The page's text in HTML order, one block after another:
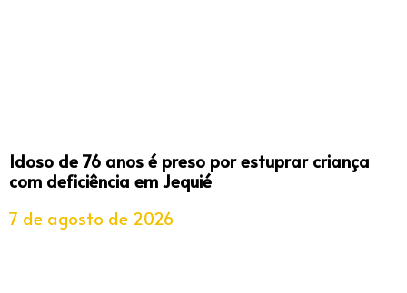
Idoso de 76 anos é preso por estuprar criança
com deficiência em Jequié
7 de agosto de 2026